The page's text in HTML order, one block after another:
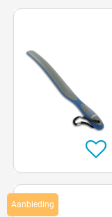
Aanbieding